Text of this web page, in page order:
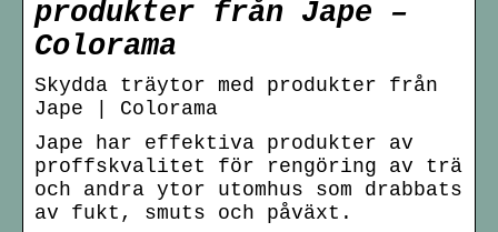
produkter från Jape –
Colorama
Skydda träytor med produkter från
Jape | Colorama
Jape har effektiva produkter av
proffskvalitet för rengöring av trä
och andra ytor utomhus som drabbats
av fukt, smuts och påväxt.